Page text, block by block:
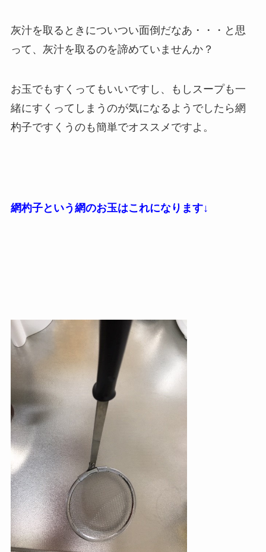
灰汁を取るときについつい面倒だなあ・・・と思
って、灰汁を取るのを諦めていませんか？
お玉でもすくってもいいですし、もしスープも一
緒にすくってしまうのが気になるようでしたら網
杓子ですくうのも簡単でオススメですよ。
網杓子という網のお玉はこれになります↓